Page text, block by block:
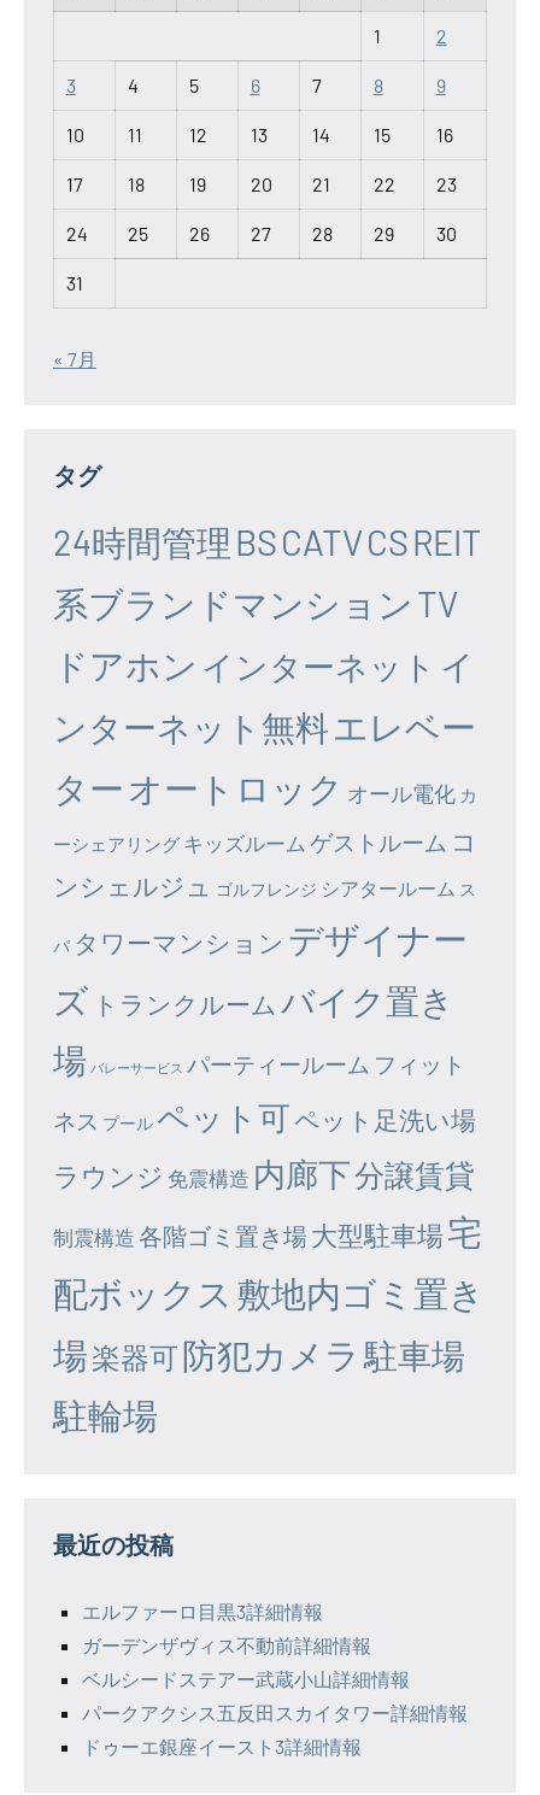
1 2
3 4 5 6 7 8 9
10 11 12 13 14 15 16
17 18 19 20 21 22 23
24 25 26 27 28 29 30
31
« 7月
タグ
24時間管理 BSCATVCSREIT
系ブランドマンション TV
ドアホン インターネット イ
ンターネット無料エレベー
ター オートロック オール電化 カ
ーシェアリング キッズルーム ゲストルーム コ
ンシェルジュ
ゴルフレンジ シアタールーム ス
パ タワーマンション デザイナー
ズ トランクルーム バイク置き
場 バレーサービス パーティールーム フィット
ネス プール ペット可ペット足洗い場
ラウンジ 免震構造 内廊下分譲賃貸
制震構造 各階ゴミ置き場大型駐車場宅
配ボックス 敷地内ゴミ置き
場楽器可防犯カメラ 駐車場
駐輪場
最近の投稿
エルファーロ目黒3詳細情報
ガーデンザヴィス不動前詳細情報
ベルシードステアー武蔵小山詳細情報
パークアクシス五反田スカイタワー詳細情報
ドゥーエ銀座イースト3詳細情報